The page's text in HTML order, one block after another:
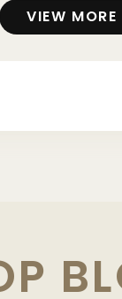
VIEW MORE